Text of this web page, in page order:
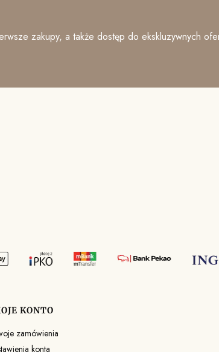
zakupy, a także dostęp do ekskluzywnych
KONTO
zamówienia
konta